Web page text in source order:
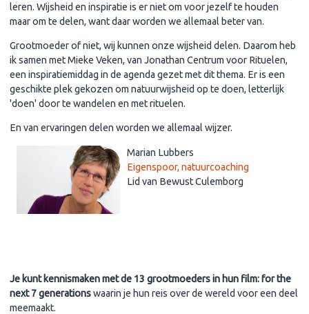
leren. Wijsheid en inspiratie is er niet om voor jezelf te houden
maar om te delen, want daar worden we allemaal beter van.
Grootmoeder of niet, wij kunnen onze wijsheid delen. Daarom heb
ik samen met Mieke Veken, van Jonathan Centrum voor Rituelen,
een inspiratiemiddag in de agenda gezet met dit thema. Er is een
geschikte plek gekozen om natuurwijsheid op te doen, letterlijk
'doen' door te wandelen en met rituelen.
En van ervaringen delen worden we allemaal wijzer.
Marian Lubbers
Eigenspoor, natuurcoaching
Lid van Bewust Culemborg
Je kunt kennismaken met de 13 grootmoeders in hun film: for the
next 7 generationswaarin je hun reis over de wereld voor een deel
meemaakt.